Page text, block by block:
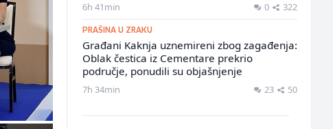
6h 41min 0 322
PRAŠINA U ZRAKU
Građani Kaknja uznemireni zbog zagađenja:
Oblak čestica iz Cementare prekrio
područje, ponudili su objašnjenje
7h 34min 23 50